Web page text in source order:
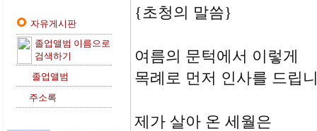
자유게시판
졸업앨범 이름으로
검색하기
졸업앨범
주소록
{초청의 말씀}
여름의 문턱에서 이렇게
목례로 먼저 인사를 드립
제가 살아 온 세월은